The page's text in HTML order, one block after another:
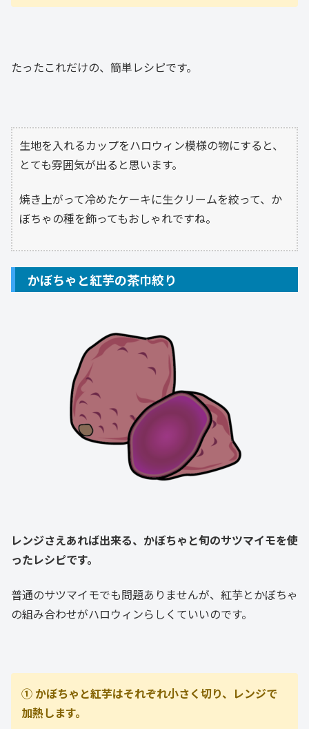
たったこれだけの、簡単レシピです。
生地を入れるカップをハロウィン模様の物にすると、
とても雰囲気が出ると思います。
焼き上がって冷めたケーキに生クリームを絞って、か
ぼちゃの種を飾ってもおしゃれですね。
かぼちゃと紅芋の茶巾絞り
レンジさえあれば出来る、かぼちゃと旬のサツマイモを使
ったレシピです。
普通のサツマイモでも問題ありませんが、紅芋とかぼちゃ
の組み合わせがハロウィンらしくていいのです。
① かぼちゃと紅芋はそれぞれ小さく切り、レンジで
加熱します。